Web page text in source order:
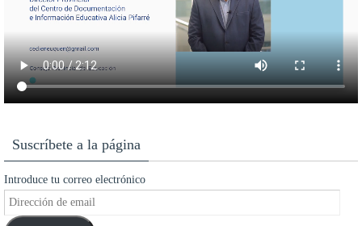
Suscríbete a la página
Introduce tu correo electrónico
Dirección
de